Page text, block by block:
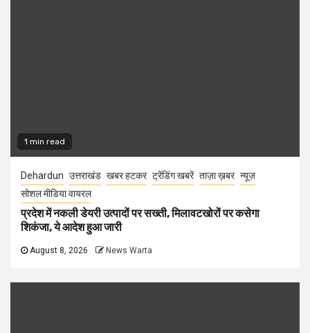
1 min read
Dehardun उत्तराखंड खबर हटकर ट्रेंडिंग खबरें ताज़ा ख़बर न्यूज़
सोशल मीडिया वायरल
प्रदेश में नकली डेयरी उत्पादों पर सख्ती, मिलावटखोरों पर कसेगा
शिकंजा, ये आदेश हुआ जारी
August 8, 2026 News Warta